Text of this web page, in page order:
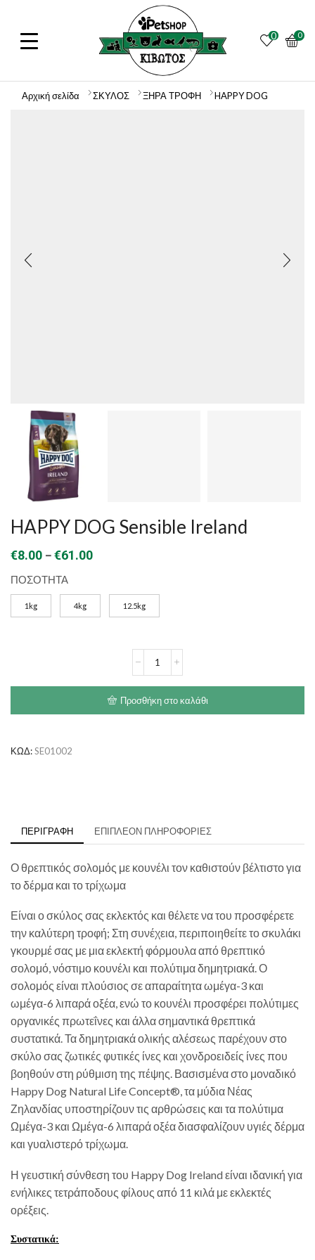
0 0
Αρχική σελίδα ΣΚΥΛΟΣ ΞΗΡΑ ΤΡΟΦΗ HAPPY DOG
HAPPY DOG Sensible Ireland
€8.00 –€61.00Price
€8.00
through
ΠΟΣΟΤΗΤΑ
1kg 4kg 12.5kg
ποσότητα
Προσθήκη στο καλάθι
ΚΩΔ:SE01002
ΠΕΡΙΓΡΑΦΉ ΕΠΙΠΛΈΟΝ ΠΛΗΡΟΦΟΡΊΕΣ
Ο θρεπτικός σολομός με κουνέλι τον καθιστούν βέλτιστο για
το δέρμα και το τρίχωμα
Είναι ο σκύλος σας εκλεκτός και θέλετε να του προσφέρετε
την καλύτερη τροφή; Στη συνέχεια, περιποιηθείτε το σκυλάκι
γκουρμέ σας με μια εκλεκτή φόρμουλα από θρεπτικό
σολομό, νόστιμο κουνέλι και πολύτιμα δημητριακά. Ο
σολομός είναι πλούσιος σε απαραίτητα ωμέγα-3 και
ωμέγα-6 λιπαρά οξέα, ενώ το κουνέλι προσφέρει πολύτιμες
οργανικές πρωτεΐνες και άλλα σημαντικά θρεπτικά
συστατικά. Τα δημητριακά ολικής αλέσεως παρέχουν στο
σκύλο σας ζωτικές φυτικές ίνες και χονδροειδείς ίνες που
βοηθούν στη ρύθμιση της πέψης. Βασισμένα στο μοναδικό
Happy Dog Natural Life Concept®, τα μύδια Νέας
Ζηλανδίας υποστηρίζουν τις αρθρώσεις και τα πολύτιμα
Ωμέγα-3 και Ωμέγα-6 λιπαρά οξέα διασφαλίζουν υγιές δέρμα
και γυαλιστερό τρίχωμα.
Η γευστική σύνθεση του Happy Dog Ireland είναι ιδανική για
ενήλικες τετράποδους φίλους από 11 κιλά με εκλεκτές
ορέξεις.
Συστατικά: